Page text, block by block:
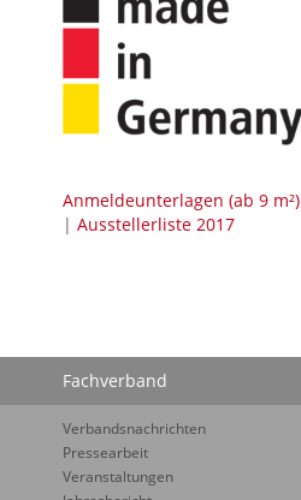
Anmeldeunterlagen (ab 9 m²)
| Ausstellerliste 2017
Fachverband
Verbandsnachrichten
Pressearbeit
Veranstaltungen